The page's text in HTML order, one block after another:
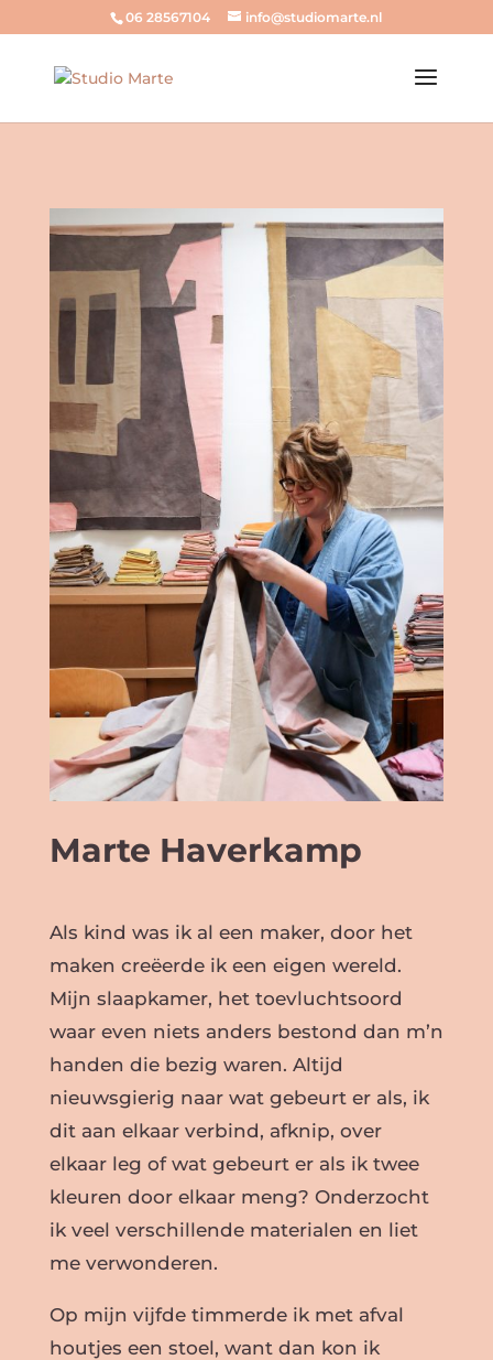
06 28567104 info@studiomarte.nl
Marte Haverkamp
Als kind was ik al een maker, door het
maken creëerde ik een eigen wereld.
Mijn slaapkamer, het toevluchtsoord
waar even niets anders bestond dan m’n
handen die bezig waren. Altijd
nieuwsgierig naar wat gebeurt er als, ik
dit aan elkaar verbind, afknip, over
elkaar leg of wat gebeurt er als ik twee
kleuren door elkaar meng? Onderzocht
ik veel verschillende materialen en liet
me verwonderen.
Op mijn vijfde timmerde ik met afval
houtjes een stoel, want dan kon ik